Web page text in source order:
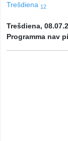
Trešdiena 12
Trešdiena,
Programma nav